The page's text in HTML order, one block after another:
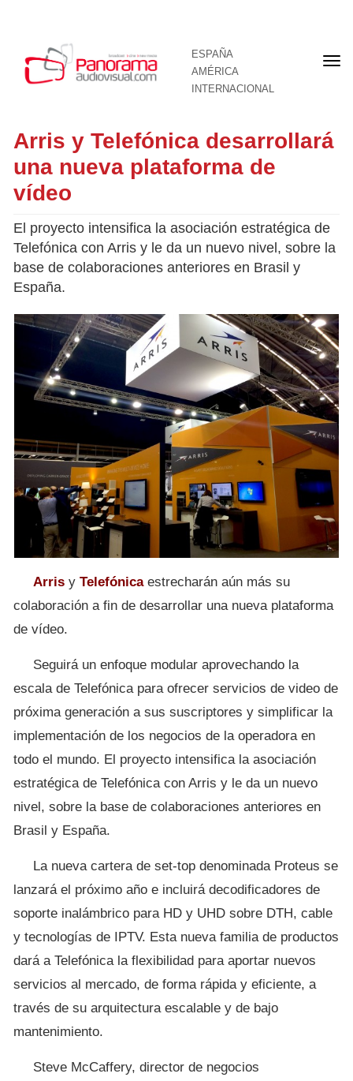
ESPAÑA
AMÉRICA
INTERNACIONAL
Arris y Telefónica desarrollará
una nueva plataforma de
vídeo
El proyecto intensifica la asociación estratégica de
Telefónica con Arris y le da un nuevo nivel, sobre la
base de colaboraciones anteriores en Brasil y
España.
Arris y Telefónicaestrecharán aún más su
colaboración a fin de desarrollar una nueva plataforma
de vídeo.
Seguirá un enfoque modular aprovechando la
escala de Telefónica para ofrecer servicios de video de
próxima generación a sus suscriptores y simplificar la
implementación de los negocios de la operadora en
todo el mundo. El proyecto intensifica la asociación
estratégica de Telefónica con Arris y le da un nuevo
nivel, sobre la base de colaboraciones anteriores en
Brasil y España.
La nueva cartera de set-top denominada Proteus se
lanzará el próximo año e incluirá decodificadores de
soporte inalámbrico para HD y UHD sobre DTH, cable
y tecnologías de IPTV. Esta nueva familia de productos
dará a Telefónica la flexibilidad para aportar nuevos
servicios al mercado, de forma rápida y eficiente, a
través de su arquitectura escalable y de bajo
mantenimiento.
Steve McCaffery, director de negocios